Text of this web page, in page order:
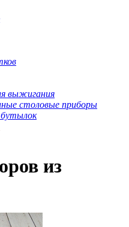
выжигания
столовые приборы
бутылок
из